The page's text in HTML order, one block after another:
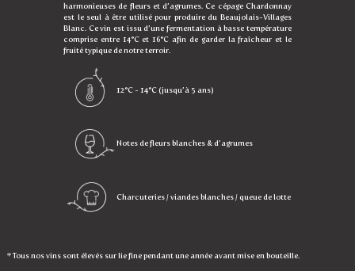
harmonieuses de fleurs et d’agrumes. Ce cépage Chardonnay
est le seul à être utilisé pour produire du Beaujolais-Villages
Blanc. Ce vin est issu d’une fermentation à basse température
comprise entre 14°C et 16°C afin de garder la fraîcheur et le
fruité typique de notre terroir.
12°C - 14°C (jusqu’à 5 ans)
Notes de fleurs blanches & d’agrumes
Charcuteries / viandes blanches / queue de lotte
* Tous nos vins sont élevés sur lie fine pendant une année avant mise en bouteille.